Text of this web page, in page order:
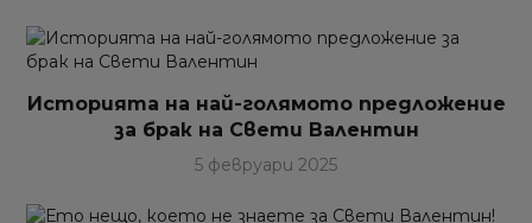
Историята на най-голямото предложение
за брак на Свети Валентин
5 февруари 2025